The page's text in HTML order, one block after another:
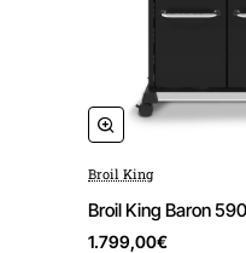
Broil King
Broil King Baron
1.799,00€